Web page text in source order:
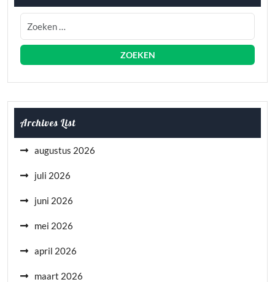
Archives List
augustus 2026
juli 2026
juni 2026
mei 2026
april 2026
maart 2026